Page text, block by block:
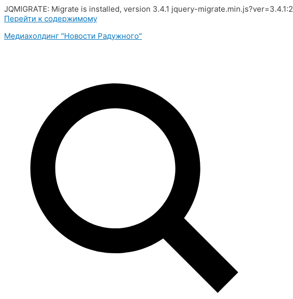
JQMIGRATE: Migrate is installed, version 3.4.1 jquery-migrate.min.js?ver=3.4.1:2
Перейти к содержимому
Медиахолдинг "Новости Радужного"